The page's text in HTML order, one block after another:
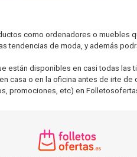
como ordenadores o muebles
tendencias de moda, y además
están disponibles en casi todas las
casa o en la oficina antes de irte de
promociones, etc) en